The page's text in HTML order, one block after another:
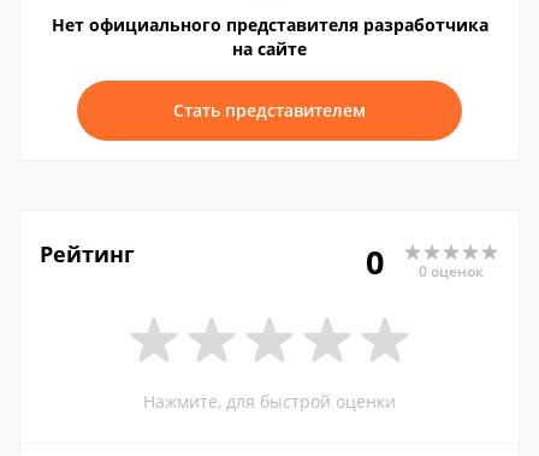
Нет официального представителя разработчика
на сайте
Стать представителем
Рейтинг 0 0 оценок
Нажмите, для быстрой оценки